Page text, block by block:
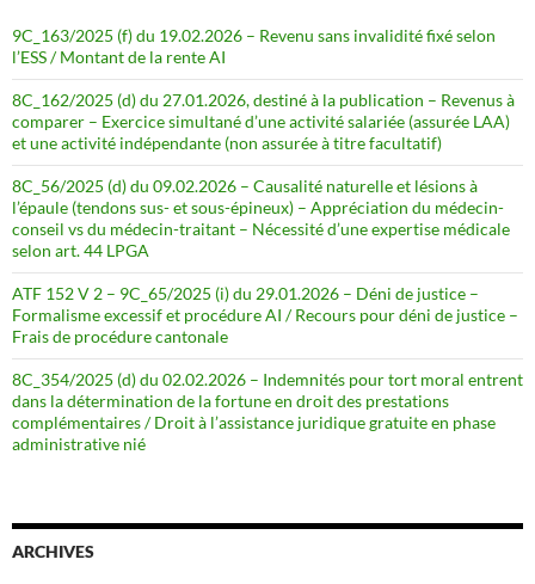
9C_163/2025 (f) du 19.02.2026 – Revenu sans invalidité fixé selon
l’ESS / Montant de la rente AI
8C_162/2025 (d) du 27.01.2026, destiné à la publication – Revenus à
comparer – Exercice simultané d’une activité salariée (assurée LAA)
et une activité indépendante (non assurée à titre facultatif)
8C_56/2025 (d) du 09.02.2026 – Causalité naturelle et lésions à
l’épaule (tendons sus- et sous-épineux) – Appréciation du médecin-
conseil vs du médecin-traitant – Nécessité d’une expertise médicale
selon art. 44 LPGA
ATF 152 V 2 – 9C_65/2025 (i) du 29.01.2026 – Déni de justice –
Formalisme excessif et procédure AI / Recours pour déni de justice –
Frais de procédure cantonale
8C_354/2025 (d) du 02.02.2026 – Indemnités pour tort moral entrent
dans la détermination de la fortune en droit des prestations
complémentaires / Droit à l’assistance juridique gratuite en phase
administrative nié
ARCHIVES